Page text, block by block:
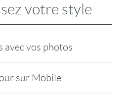
votre style
avec vos photos
sur Mobile